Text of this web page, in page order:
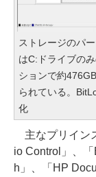
ストレージのパ
はC:ドライブの
ションで約
られている。
化
主なプリイン
io Control」、
h」、「HP